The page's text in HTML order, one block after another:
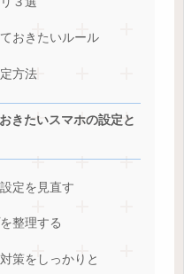
おきたいルール
方法
きたいスマホの設定と
定を見直す
整理する
策をしっかりと